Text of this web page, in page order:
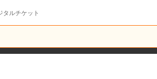
ルチケット